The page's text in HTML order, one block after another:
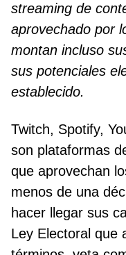
streaming de
aprovechado por
montan incluso
sus potenciales
establecido.
Twitch, Spotify,
son plataformas
que aprovechan
menos de una
hacer llegar sus
Ley Electoral que